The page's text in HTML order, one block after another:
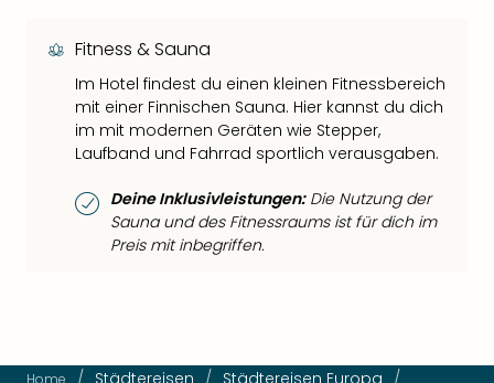
Fitness & Sauna
Im Hotel findest du einen kleinen Fitnessbereich
mit einer Finnischen Sauna. Hier kannst du dich
im mit modernen Geräten wie Stepper,
Laufband und Fahrrad sportlich verausgaben.
Deine Inklusivleistungen:Die Nutzung der
Sauna und des Fitnessraums ist für dich im
Preis mit inbegriffen.
Home / Städtereisen / Städtereisen Europa /